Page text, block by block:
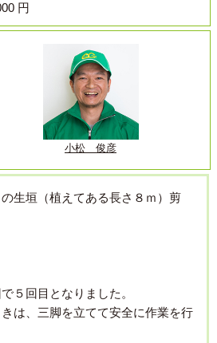
円
小松 俊彦
生垣（植えてある長さ８ｍ）剪
５回目となりました。
は、三脚を立てて安全に作業を行